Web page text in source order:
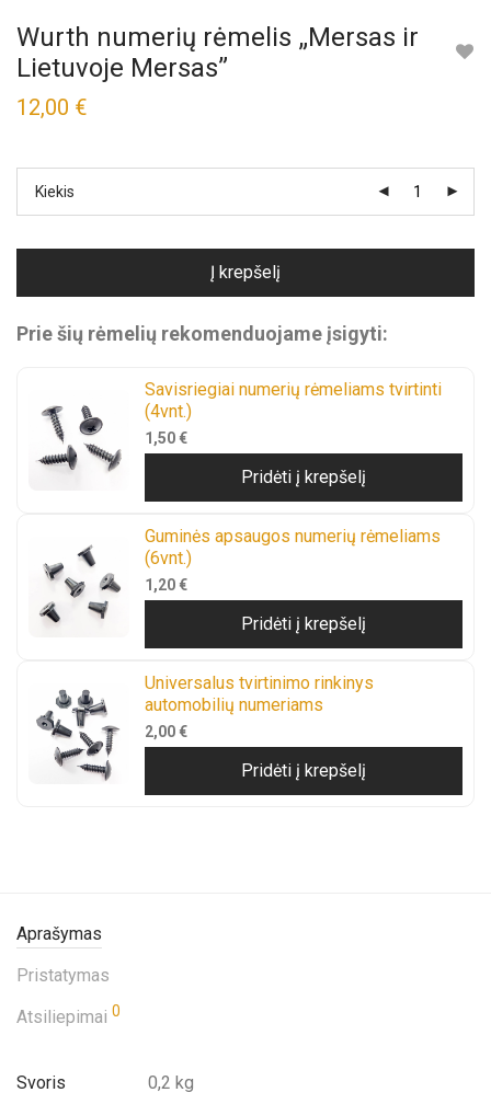
Wurth numerių rėmelis „Mersas ir
Lietuvoje Mersas”
12,00 €
Kiekis
Į krepšelį
Prie šių rėmelių rekomenduojame įsigyti:
Savisriegiai numerių rėmeliams tvirtinti
(4vnt.)
1,50 €
Pridėti į krepšelį
Guminės apsaugos numerių rėmeliams
(6vnt.)
1,20 €
Pridėti į krepšelį
Universalus tvirtinimo rinkinys
automobilių numeriams
2,00 €
Pridėti į krepšelį
Aprašymas
Pristatymas
Atsiliepimai 0
Svoris 0,2 kg